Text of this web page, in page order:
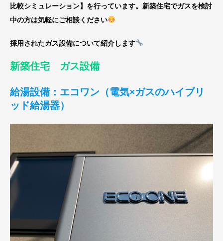
比較シミュレーション】を行っています。新築住宅でガスを検討
中の方は気軽にご相談ください
採用されたガス設備について紹介します
新築住宅 ガス設備
給湯設備：エコワン（電気×ガスのハイブリ
ッド給湯器）